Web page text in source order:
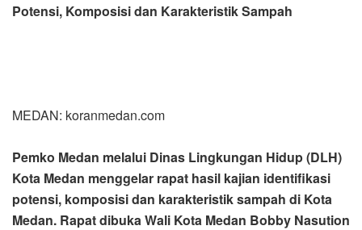
Potensi, Komposisi dan Karakteristik Sampah
MEDAN: koranmedan.com
Pemko Medan melalui Dinas Lingkungan Hidup (DLH)
Kota Medan menggelar rapat hasil kajian identifikasi
potensi, komposisi dan karakteristik sampah di Kota
Medan. Rapat dibuka Wali Kota Medan Bobby Nasution